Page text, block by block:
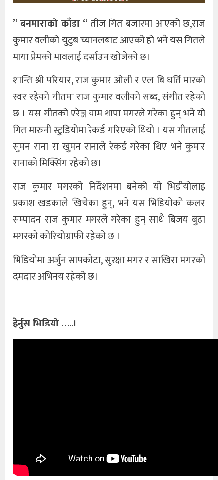
” बनमाराको काँडा “ तीज गित बजारमा आएको छ,राज
कुमार वलीको युटुब च्यानलबाट आएको हो भने यस गितले
माया प्रेमको भावलाई दर्साउन खोजेको छ।
शान्ति श्री परियार, राज कुमार ओली र एल बि घर्ति मारको
स्वर रहेको गीतमा राज कुमार वलीको सब्द, संगीत रहेको
छ । यस गीतको एरेञ्ज याम थापा मगरले गरेका हुन् भने यो
गित मारुनी स्टुडियोमा रेकर्ड गरिएको थियो । यस गीतलाई
सुमन राना रा खुमन रानाले रेकर्ड गरेका थिए भने कुमार
रानाको मिक्सिंग रहेको छ।
राज कुमार मगरको निर्देशनमा बनेको यो भिडीयोलाइ
प्रकाश खडकाले खिचेका हुन्, भने यस भिडियोको कलर
सम्पादन राज कुमार मगरले गरेका हुन् साथै बिजय बुढा
मगरको कोरियोग्राफी रहेको छ ।
भिडियोमा अर्जुन सापकोटा, सुरक्षा मगर र साखिरा मगरको
दमदार अभिनय रहेको छ।
हेर्नुस भिडियो …..।